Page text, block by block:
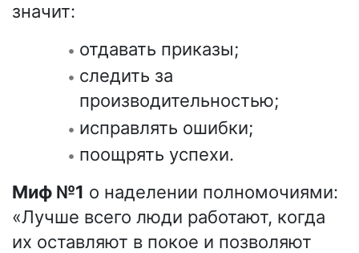
значит:
отдавать приказы;
следить за
производительностью;
исправлять ошибки;
поощрять успехи.
Миф №1 о наделении полномочиями:
«Лучше всего люди работают, когда
их оставляют в покое и позволяют